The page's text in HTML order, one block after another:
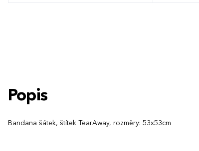
Popis
Bandana šátek, štítek TearAway, rozměry: 53x53cm